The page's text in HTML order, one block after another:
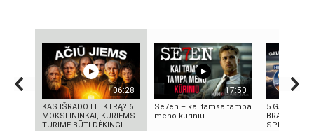
06:28
KAS IŠRADO ELEKTRĄ? 6
MOKSLININKAI, KURIEMS
TURIME BŪTI DĖKINGI
17:50
Se7en – kai tamsa tampa
meno kūriniu
5
SPROGIMAI